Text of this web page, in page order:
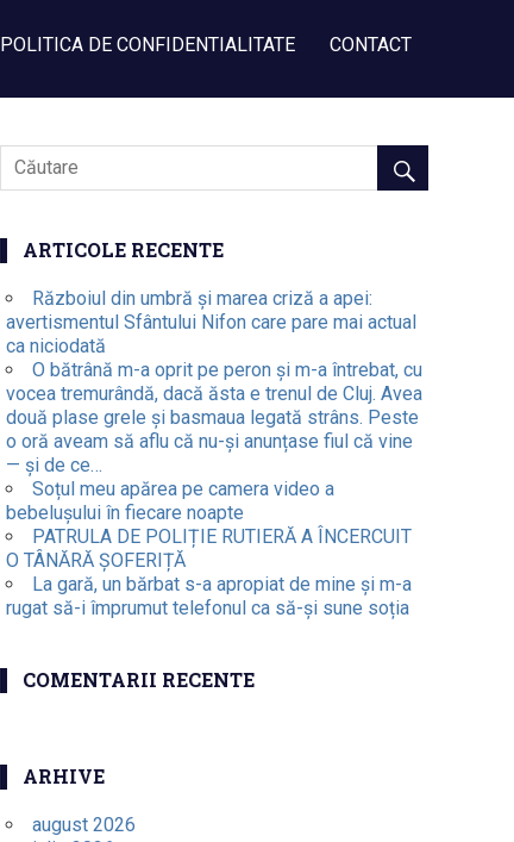
POLITICA DE CONFIDENTIALITATE CONTACT
ARTICOLE RECENTE
Războiul din umbră și marea criză a apei:
avertismentul Sfântului Nifon care pare mai actual
ca niciodată
O bătrână m-a oprit pe peron și m-a întrebat, cu
vocea tremurândă, dacă ăsta e trenul de Cluj. Avea
două plase grele și basmaua legată strâns. Peste
o oră aveam să aflu că nu-și anunțase fiul că vine
— și de ce…
Soțul meu apărea pe camera video a
bebelușului în fiecare noapte
PATRULA DE POLIȚIE RUTIERĂ A ÎNCERCUIT
O TÂNĂRĂ ȘOFERIȚĂ
La gară, un bărbat s-a apropiat de mine și m-a
rugat să-i împrumut telefonul ca să-și sune soția
COMENTARII RECENTE
ARHIVE
august 2026